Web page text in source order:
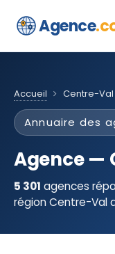
Agence
Accueil Centre-Val
Annuaire des
Agence —
5 301 agences
région Centre-Val